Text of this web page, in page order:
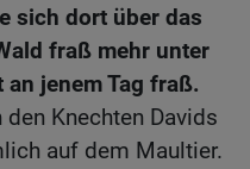
sich dort über das
fraß mehr unter
jenem Tag fraß.
Knechten Davids
auf dem Maultier.